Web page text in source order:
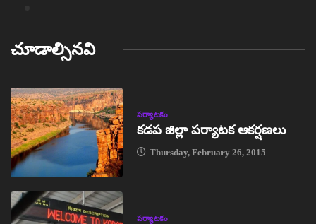
చూడాల్సినవి
పర్యాటకం
కడప జిల్లా పర్యాటక ఆకర్షణలు
Thursday, February 26, 2015
పర్యాటకం